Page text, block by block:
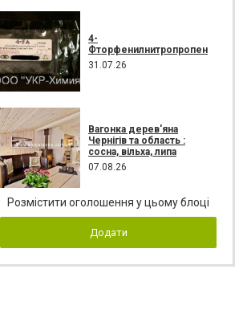
4-
Фторфенилнитропропен
31.07.26
Вагонка дерев'яна
Чернігів та область :
сосна, вільха, липа
07.08.26
Розмістити оголошення у цьому блоці
Додати